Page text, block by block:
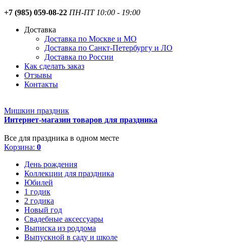
+7 (985) 059-08-22 ПН-ПТ 10:00 - 19:00
Доставка
Доставка по Москве и МО
Доставка по Санкт-Петербургу и ЛО
Доставка по России
Как сделать заказ
Отзывы
Контакты
Мишкин праздник
Интернет-магазин товаров для праздника
Все для праздника в одном месте
Корзина: 0
День рождения
Коллекции для праздника
Юбилей
1 годик
2 годика
Новый год
Свадебные аксессуары
Выписка из роддома
Выпускной в саду и школе